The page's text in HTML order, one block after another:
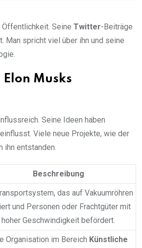
Seine Twitter-Beiträge
Man spricht viel über ihn und seine
Elon Musks
Seine Ideen haben
Viele neue Projekte, wie der
ihn entstanden.
Beschreibung
das auf Vakuumröhren
und Personen oder Frachtgüter mit
hoher Geschwindigkeit befördert.
Organisation im Bereich Künstliche